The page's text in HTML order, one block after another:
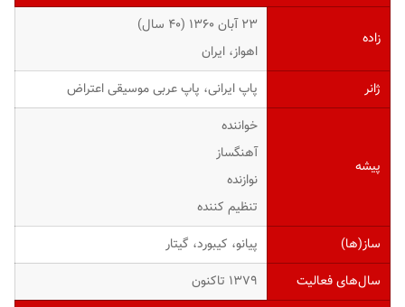
زاده
۲۳ آبان ۱۳۶۰ (۴۰ سال)
اهواز، ایران
ژانر
پاپ ایرانی، پاپ عربی موسیقی اعتراض
پیشه
خواننده
آهنگساز
نوازنده
تنظیم کننده
ساز(ها)
پیانو، کیبورد، گیتار
سال‌های فعالیت
۱۳۷۹ تاکنون